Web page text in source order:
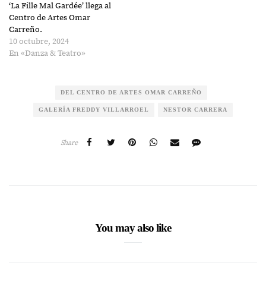
‘La Fille Mal Gardée’ llega al
Centro de Artes Omar
Carreño.
10 octubre, 2024
En «Danza & Teatro»
DEL CENTRO DE ARTES OMAR CARREÑO
GALERÍA FREDDY VILLARROEL NESTOR CARRERA
Share
You may also like